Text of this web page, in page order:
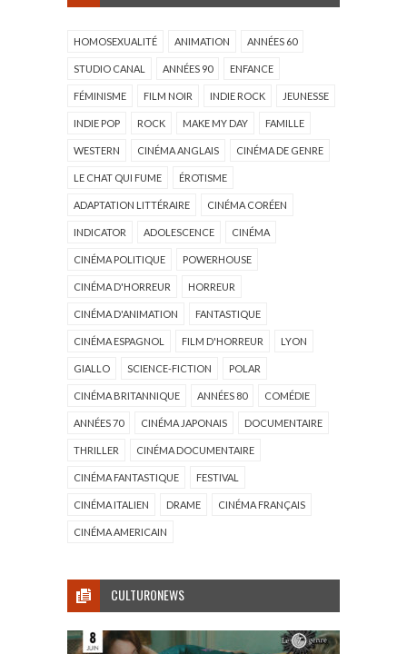
HOMOSEXUALITÉ ANIMATION ANNÉES 60
STUDIO CANAL ANNÉES 90 ENFANCE
FÉMINISME FILM NOIR INDIE ROCK JEUNESSE
INDIE POP ROCK MAKE MY DAY FAMILLE
WESTERN CINÉMA ANGLAIS CINÉMA DE GENRE
LE CHAT QUI FUME ÉROTISME
ADAPTATION LITTÉRAIRE CINÉMA CORÉEN
INDICATOR ADOLESCENCE CINÉMA
CINÉMA POLITIQUE POWERHOUSE
CINÉMA D'HORREUR HORREUR
CINÉMA D'ANIMATION FANTASTIQUE
CINÉMA ESPAGNOL FILM D'HORREUR LYON
GIALLO SCIENCE-FICTION POLAR
CINÉMA BRITANNIQUE ANNÉES 80 COMÉDIE
ANNÉES 70 CINÉMA JAPONAIS DOCUMENTAIRE
THRILLER CINÉMA DOCUMENTAIRE
CINÉMA FANTASTIQUE FESTIVAL
CINÉMA ITALIEN DRAME CINÉMA FRANÇAIS
CINÉMA AMERICAIN
CULTURONEWS